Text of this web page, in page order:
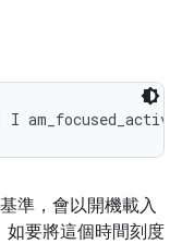
I
準，會以開機載入
如要將這個時間刻度